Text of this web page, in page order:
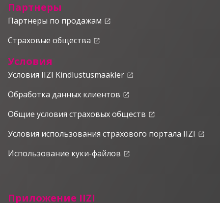
Приложение IIZI
Партнеры
Партнеры по продажам launch
Страховые общества launch
Условия
Условия IIZI Kindlustusmaakler launch
Обработка данных клиентов launch
Общие условия страховых обществ launch
Условия использования страхового портала IIZI launch
Использование куки-файлов launch